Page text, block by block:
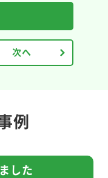
次へ
例
した